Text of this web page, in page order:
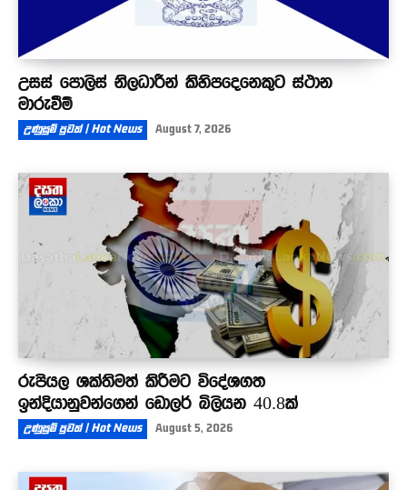
උසස් පොලිස් නිලධාරීන් කිහිපදෙනෙකුට ස්ථාන
මාරුවීම්
උණුසුම් පුවත් | Hot News August 7, 2026
රුපියල ශක්තිමත් කිරීමට විදේශගත
ඉන්දියානුවන්ගෙන් ඩොලර් බිලියන 40.8ක්
උණුසුම් පුවත් | Hot News August 5, 2026